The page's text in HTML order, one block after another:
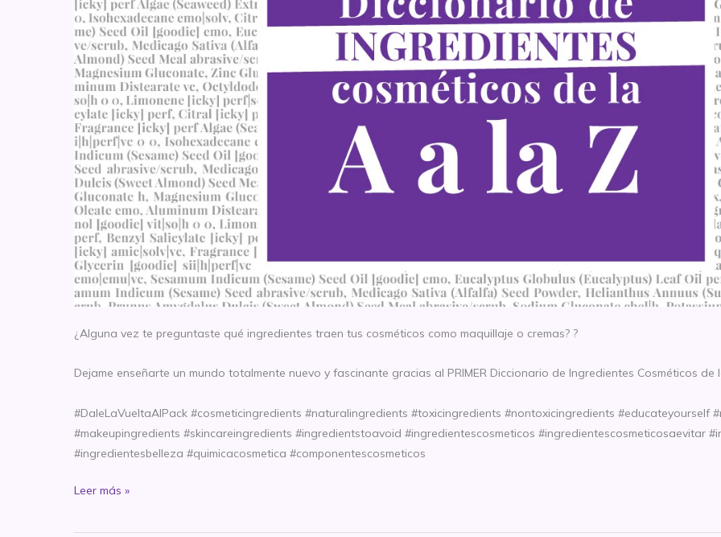
¿Alguna vez te preguntaste qué ingredientes traen tus cosméticos como maquillaje o cremas? ?
Dejame enseñarte un mundo totalmente nuevo y fascinante gracias al PRIMER Diccionario de Ingredientes Cosméticos
#DaleLaVueltaAlPack #cosmeticingredients #naturalingredients #toxicingredients #nontoxicingredients #educateyourself
#makeupingredients #skincareingredients #ingredientstoavoid #ingredientescosmeticos #ingredientescosmeticosaevitar
#ingredientesbelleza #quimicacosmetica #componentescosmeticos
Guía
ingredientes
Leer más »